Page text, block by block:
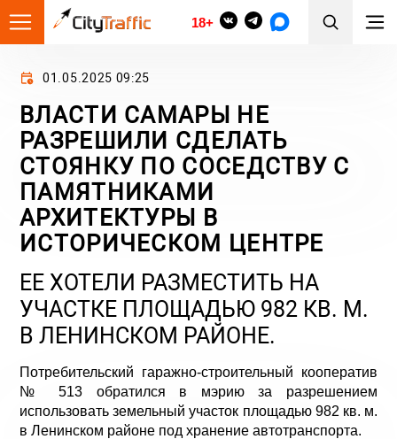
18+
01.05.2025 09:25
ВЛАСТИ САМАРЫ НЕ
РАЗРЕШИЛИ СДЕЛАТЬ
СТОЯНКУ ПО СОСЕДСТВУ С
ПАМЯТНИКАМИ
АРХИТЕКТУРЫ В
ИСТОРИЧЕСКОМ ЦЕНТРЕ
ЕЕ ХОТЕЛИ РАЗМЕСТИТЬ НА
УЧАСТКЕ ПЛОЩАДЬЮ 982 КВ. М.
В ЛЕНИНСКОМ РАЙОНЕ.
Потребительский гаражно-строительный кооператив
№ 513 обратился в мэрию за разрешением
использовать земельный участок площадью 982 кв. м.
в Ленинском районе под хранение автотранспорта.